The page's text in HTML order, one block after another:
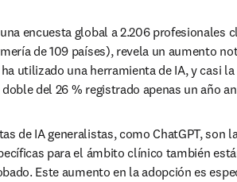
encuesta global a 2.206 profesionales
de 109 países), revela un aumento
utilizado una herramienta de IA, y casi
del 26 % registrado apenas un año
de IA generalistas, como ChatGPT, son
para el ámbito clínico también
Este aumento en la adopción es